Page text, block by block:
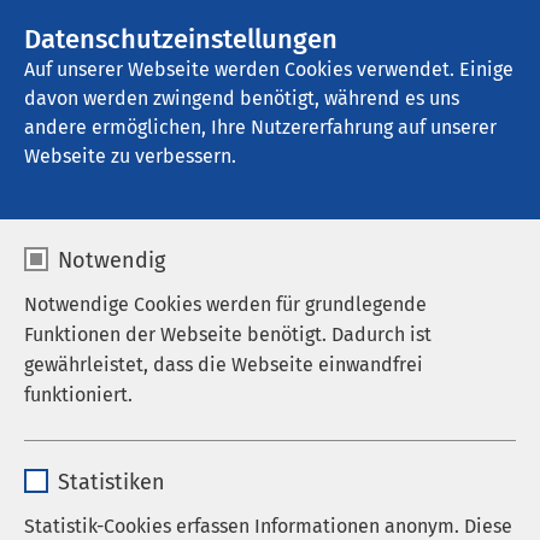
Datenschutzeinstellungen
Auf unserer Webseite werden Cookies verwendet. Einige
davon werden zwingend benötigt, während es uns
andere ermöglichen, Ihre Nutzererfahrung auf unserer
Webseite zu verbessern.
Notwendig
Notwendige Cookies werden für grundlegende
Funktionen der Webseite benötigt. Dadurch ist
gewährleistet, dass die Webseite einwandfrei
funktioniert.
Anbieter sgalinski
Statistiken
Statistik-Cookies erfassen Informationen anonym. Diese
Startseite der AMEOS Gruppe
Aktuelles
Unternehmensblog